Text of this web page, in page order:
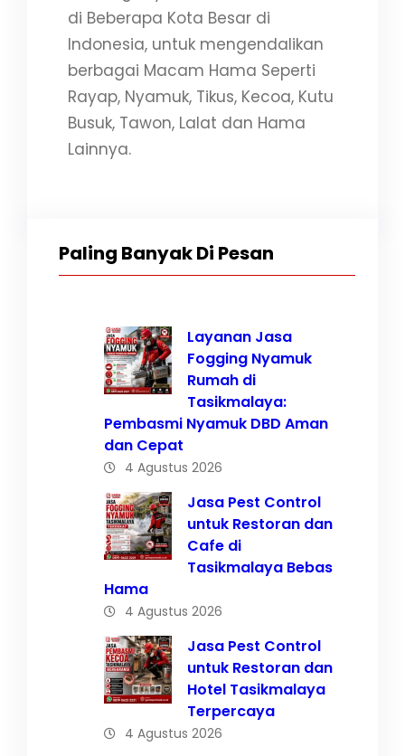
di Beberapa Kota Besar di
Indonesia, untuk mengendalikan
berbagai Macam Hama Seperti
Rayap, Nyamuk, Tikus, Kecoa, Kutu
Busuk, Tawon, Lalat dan Hama
Lainnya.
Paling Banyak Di Pesan
Layanan Jasa
Fogging Nyamuk
Rumah di
Tasikmalaya:
Pembasmi Nyamuk DBD Aman
dan Cepat
4 Agustus 2026
Jasa Pest Control
untuk Restoran dan
Cafe di
Tasikmalaya Bebas
Hama
4 Agustus 2026
Jasa Pest Control
untuk Restoran dan
Hotel Tasikmalaya
Terpercaya
4 Agustus 2026